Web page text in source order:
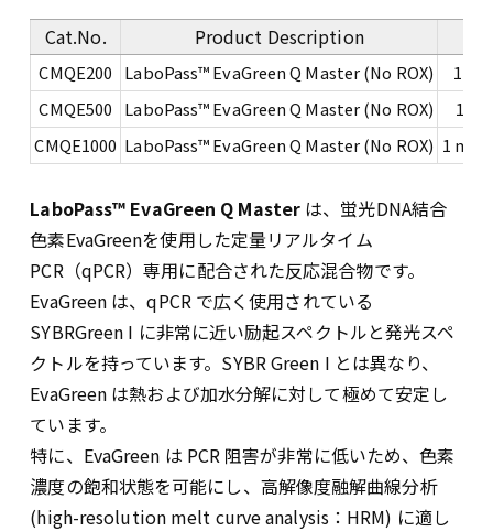
Cat.No. Product Description
CMQE200 LaboPass™ EvaGreen Q Master (No ROX)
1 ml
CMQE500
LaboPass™ EvaGreen Q Master (No ROX)
1 ml
CMQE1000 LaboPass™ EvaGreen Q Master (No ROX) 1 ml
LaboPass™ EvaGreen Q Master は、蛍光DNA結合
色素EvaGreenを使用した定量リアルタイム
PCR（qPCR）専用に配合された反応混合物です。
EvaGreen は、qPCR で広く使用されている
SYBRGreen I に非常に近い励起スペクトルと発光スペ
クトルを持っています。SYBR Green I とは異なり、
EvaGreen は熱および加水分解に対して極めて安定し
ています。
特に、EvaGreen は PCR 阻害が非常に低いため、色素
濃度の飽和状態を可能にし、高解像度融解曲線分析
(high-resolution melt curve analysis：HRM) に適し